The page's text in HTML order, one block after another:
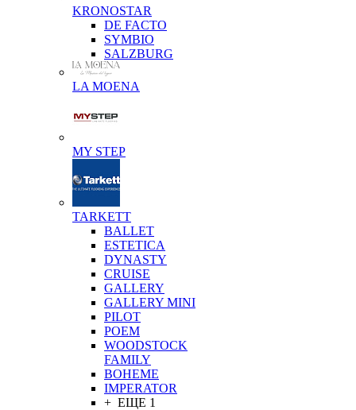
KRONOSTAR
DE FACTO
SYMBIO
SALZBURG
LA MOENA
MY STEP
TARKETT
BALLET
ESTETICA
DYNASTY
CRUISE
GALLERY
GALLERY MINI
PILOT
POEM
WOODSTOCK
FAMILY
BOHEME
IMPERATOR
+ ЕЩЕ 1